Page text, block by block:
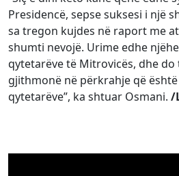
Presidencë, sepse suksesi i një
sa tregon kujdes në raport me
shumti nevojë. Urime edhe
qytetarëve të Mitrovicës, dhe do
gjithmonë në përkrahje që
qytetarëve”, ka shtuar Osmani. /